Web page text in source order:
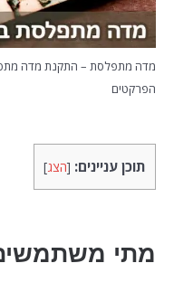
מדה מתפלסת – התקנת מדה
הפרקטים
תוכן עניינים: [הצג]
מתי